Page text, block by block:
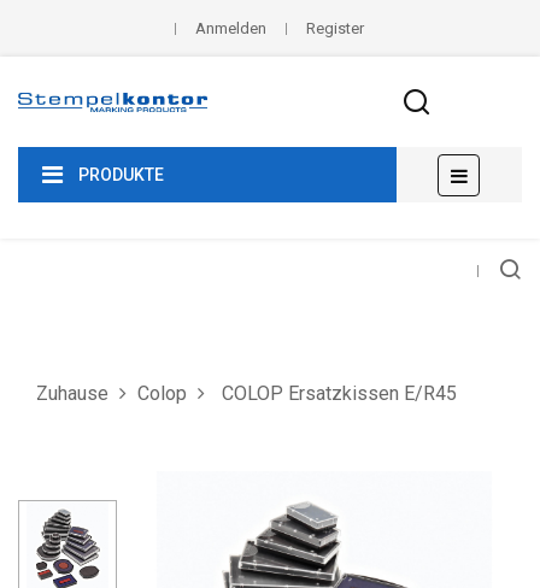
Anmelden Register
PRODUKTE
der
☰
Zuhause Colop COLOP Ersatzkissen E/R45